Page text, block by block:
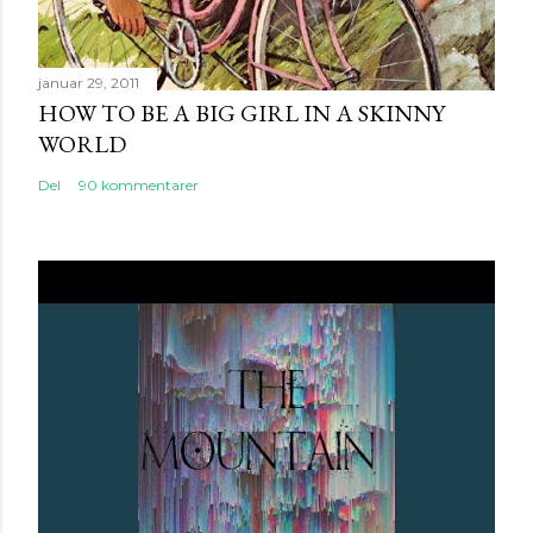
januar 29, 2011
HOW TO BE A BIG GIRL IN A SKINNY
WORLD
Del 90 kommentarer